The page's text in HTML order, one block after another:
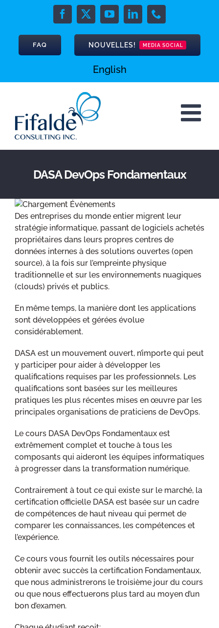
Facebook
X YouTubeLinkedInPhone
FAQ NOUVELLES! MEDIA SOCIAL
English
DASA DevOps Fondamentaux
Des entreprises du monde entier migrent leur
stratégie informatique, passant de logiciels achetés
propriétaires dans leurs propres centres de
données internes à des solutions ouvertes (open
source), à la fois sur l’empreinte physique
traditionnelle et sur les environnements nuagiques
(clouds) privés et publics.
En même temps, la manière dont les applications
sont développées et gérées évolue
considérablement.
DASA est un mouvement ouvert, n’importe qui peut
y participer pour aider à développer les
qualifications requises par les professionnels. Les
qualifications sont basées sur les meilleures
pratiques les plus récentes mises en œuvre par les
principales organisations de praticiens de DevOps.
Le cours DASA DevOps Fondamentaux est
extrêmement complet et touche à tous les
composants qui aideront les équipes informatiques
à progresser dans la transformation numérique.
Contrairement à tout ce qui existe sur le marché, la
certification officielle DASA est basée sur un cadre
de compétences de haut niveau qui permet de
comparer les connaissances, les compétences et
l’expérience.
Ce cours vous fournit les outils nécessaires pour
obtenir avec succès la certification Fondamentaux,
que nous administrerons le troisième jour du cours
ou que nous effectuerons plus tard au moyen d’un
bon d’examen.